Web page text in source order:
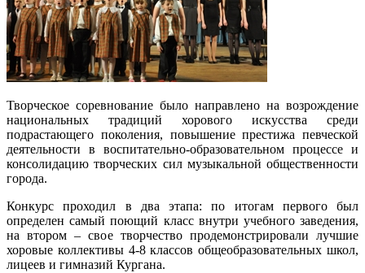
Творческое соревнование было направлено на возрождение
национальных традиций хорового искусства среди
подрастающего поколения, повышение престижа певческой
деятельности в воспитательно-образовательном процессе и
консолидацию творческих сил музыкальной общественности
города.
Конкурс проходил в два этапа: по итогам первого был
определен самый поющий класс внутри учебного заведения,
на втором – свое творчество продемонстрировали лучшие
хоровые коллективы 4-8 классов общеобразовательных школ,
лицеев и гимназий Кургана.